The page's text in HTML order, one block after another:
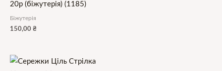
20р (біжутерія) (1185)
Біжутерія
150,00 ₴